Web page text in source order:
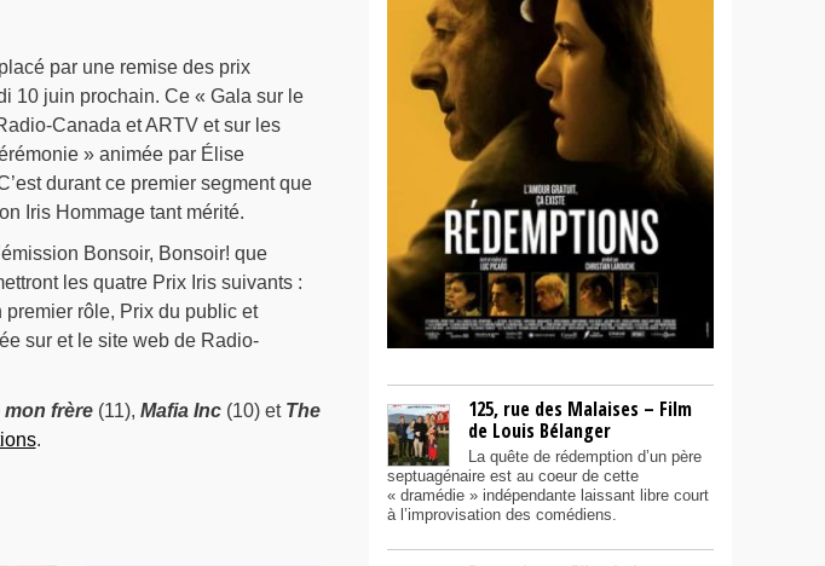
par une remise des prix
10 juin prochain. Ce « Gala sur le
Canada et ARTV et sur les
» animée par Élise
durant ce premier segment que
Iris Hommage tant mérité.
Bonsoir, Bonsoir! que
les quatre Prix Iris suivants :
rôle, Prix du public et
sur et le site web de Radio-
mon frère(11), Mafia Inc(10) et The
.
125, rue des Malaises – Film
de Louis Bélanger
La quête de rédemption d’un père
septuagénaire est au coeur de cette
« dramédie » indépendante laissant libre court
à l’improvisation des comédiens.